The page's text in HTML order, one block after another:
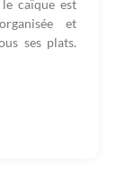
caïque est
et
ses plats.